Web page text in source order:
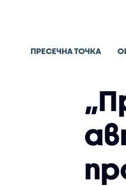
ПРЕСЕЧНА ТОЧКА